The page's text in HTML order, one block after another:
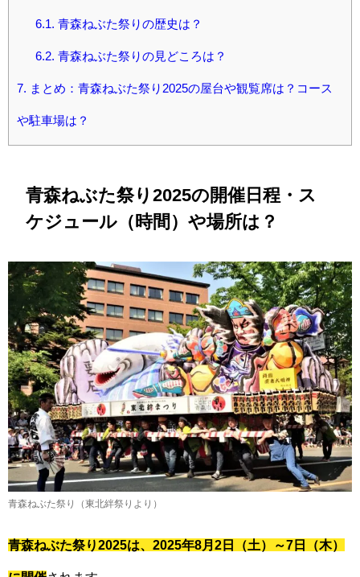
6.1. 青森ねぶた祭りの歴史は？
6.2. 青森ねぶた祭りの見どころは？
7. まとめ：青森ねぶた祭り2025の屋台や観覧席は？コース
や駐車場は？
青森ねぶた祭り2025の開催日程・ス
ケジュール（時間）や場所は？
青森ねぶた祭り（東北絆祭りより）
青森ねぶた祭り2025は、2025年8月2日（土）～7日（木）